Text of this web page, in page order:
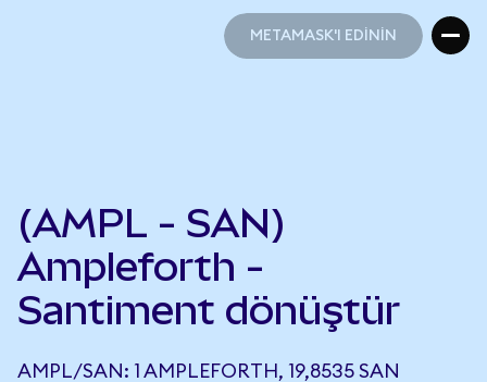
METAMASK'I EDİNİN
(AMPL - SAN)
Ampleforth -
Santiment dönüştür
AMPL/SAN: 1 AMPLEFORTH, 19,8535 SAN